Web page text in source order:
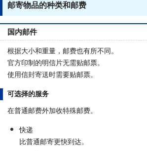
邮寄物品的种类和邮费
国内邮件
根据大小和重量，邮费也有所不同。
官方印制的明信片无需贴邮票。
使用信封寄送时需要贴邮票。
可选择的服务
在普通邮费外加收特殊邮费。
快递
比普通邮寄更快到达。